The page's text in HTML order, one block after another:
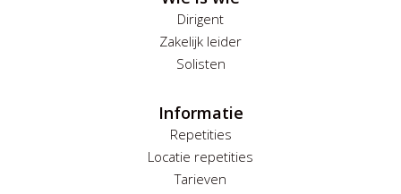
Dirigent
Zakelijk leider
Solisten
Informatie
Repetities
Locatie repetities
Tarieven